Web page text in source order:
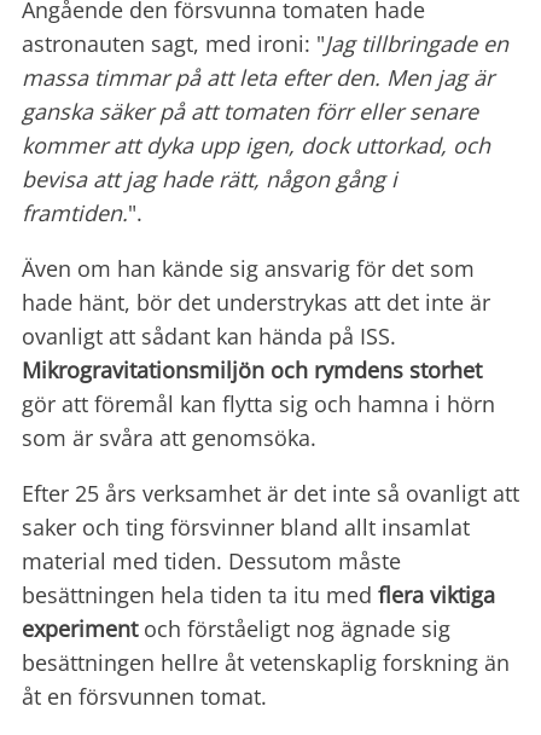
Angående den försvunna tomaten hade
astronauten sagt, med ironi: "Jag tillbringade en
massa timmar på att leta efter den. Men jag är
ganska säker på att tomaten förr eller senare
kommer att dyka upp igen, dock uttorkad, och
bevisa att jag hade rätt, någon gång i
framtiden.".
Även om han kände sig ansvarig för det som
hade hänt, bör det understrykas att det inte är
ovanligt att sådant kan hända på ISS.
Mikrogravitationsmiljön och rymdens storhet
gör att föremål kan flytta sig och hamna i hörn
som är svåra att genomsöka.
Efter 25 års verksamhet är det inte så ovanligt att
saker och ting försvinner bland allt insamlat
material med tiden. Dessutom måste
besättningen hela tiden ta itu med flera viktiga
experimentoch förståeligt nog ägnade sig
besättningen hellre åt vetenskaplig forskning än
åt en försvunnen tomat.